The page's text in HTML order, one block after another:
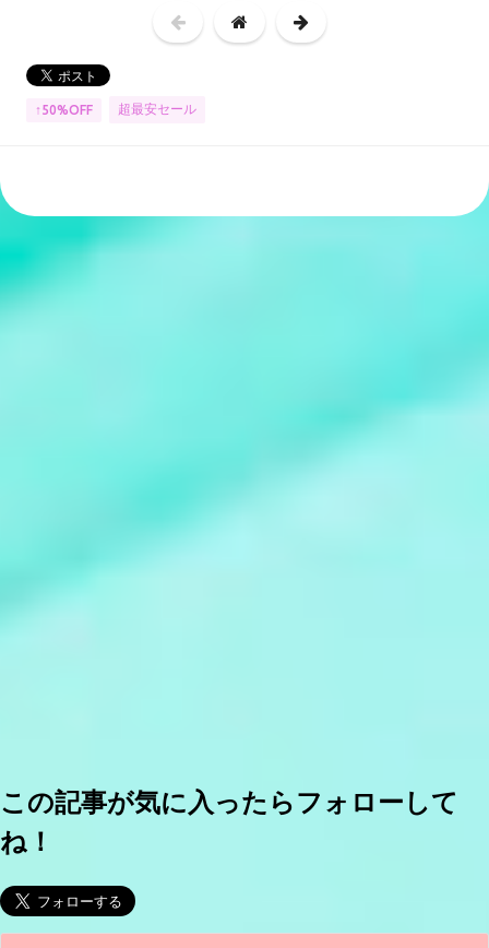
↑50%OFF 超最安セール
この記事が気に入ったらフォローして
ね！